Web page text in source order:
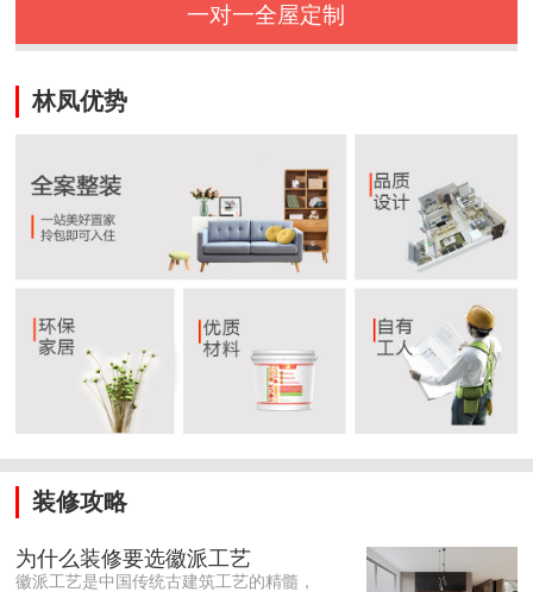
一对一全屋定制
林凤优势
装修攻略
为什么装修要选徽派工艺
徽派工艺是中国传统古建筑工艺的精髓，